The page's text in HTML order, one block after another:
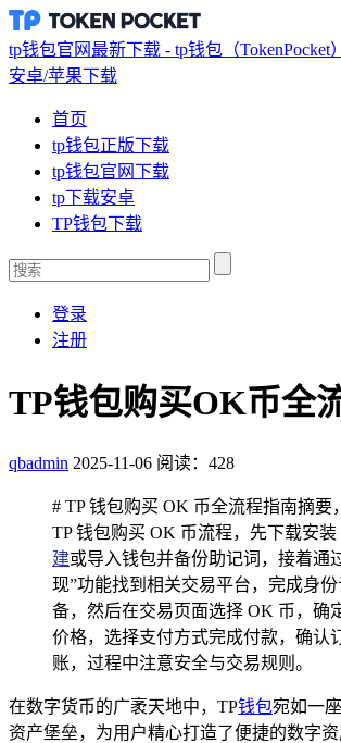
tp钱包官网最新下载 - tp钱包（TokenPocket
安卓/苹果下载
首页
tp钱包正版下载
tp钱包官网下载
tp下载安卓
TP钱包下载
登录
注册
TP钱包购买OK币全
qbadmin 2025-11-06 阅读：428
# TP 钱包购买 OK 币全流程指南摘要
TP 钱包购买 OK 币流程，先下载安装
建或导入钱包并备份助记词，接着通
现”功能找到相关交易平台，完成身
备，然后在交易页面选择 OK 币，确
价格，选择支付方式完成付款，确认
账，过程中注意安全与交易规则。
在数字货币的广袤天地中，TP钱包宛如一
资产堡垒，为用户精心打造了便捷的数字